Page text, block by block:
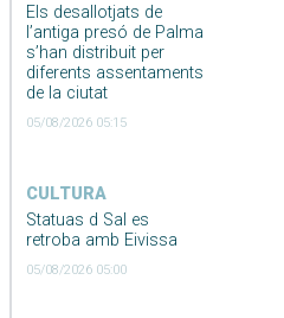
Els desallotjats de
l’antiga presó de Palma
s’han distribuit per
diferents assentaments
de la ciutat
05/08/2026 05:15
CULTURA
Statuas d Sal es
retroba amb Eivissa
05/08/2026 05:00